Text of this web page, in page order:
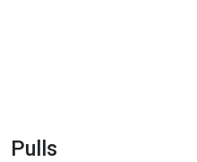
Pulls